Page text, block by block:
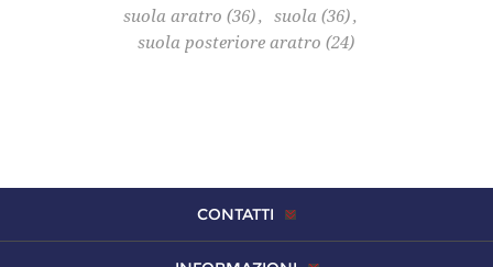
suola aratro (36), suola (36),
suola posteriore aratro (24)
CONTATTI